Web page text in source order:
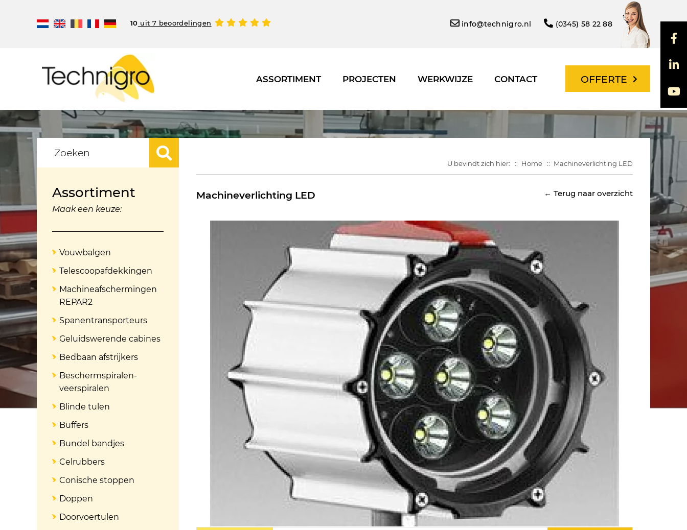
10 uit 7 beoordelingen info@technigro.nl (0345) 58 22 88
ASSORTIMENT PROJECTEN WERKWIJZE CONTACT OFFERTE
U bevindt zich hier: Home Machineverlichting LED
Machineverlichting LED ← Terug naar overzicht
Assortiment
Maak een keuze:
Vouwbalgen
Telescoopafdekkingen
Machineafschermingen
REPAR2
Spanentransporteurs
Geluidswerende cabines
Bedbaan afstrijkers
Beschermspiralen-
veerspiralen
Blinde tulen
Buffers
Bundel bandjes
Celrubbers
Conische stoppen
Doppen
Doorvoertulen